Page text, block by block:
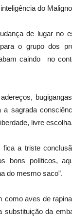
do
de lugar no
o grupo dos
caindo no
sagrada
livre escolha.
fica a triste
bons políticos,
do mesmo saco”.
aves de
da